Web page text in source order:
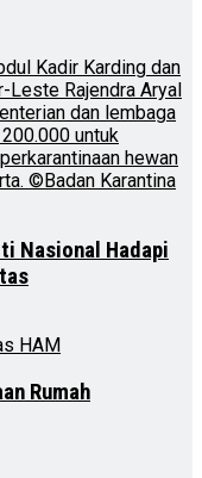
Nasional Hadapi
Rumah